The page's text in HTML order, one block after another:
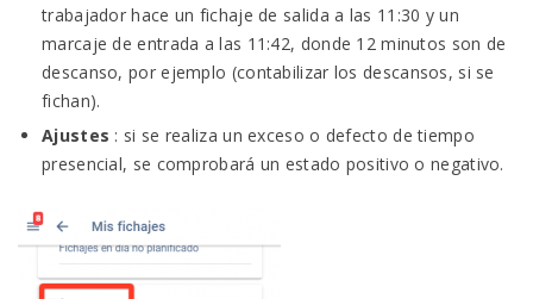
trabajador hace un fichaje de salida a las 11:30 y un
marcaje de entrada a las 11:42, donde 12 minutos son de
descanso, por ejemplo (contabilizar los descansos, si se
fichan).
Ajustes : si se realiza un exceso o defecto de tiempo
presencial, se comprobará un estado positivo o negativo.